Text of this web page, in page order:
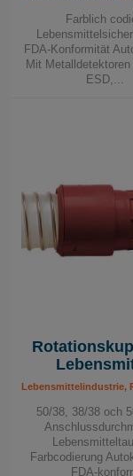
Farblich
FDA-Konformität
Mit Metalldetektoren
ESD,...
Lebensmittelindustrie,
50/38, 38/38 och
Farbcodierung
FDA-